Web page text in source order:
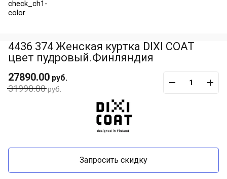
4436 374 Женская куртка DIXI COAT
цвет пудровый.Финляндия
31990.00руб.
27890.00 руб.
Запросить скидку